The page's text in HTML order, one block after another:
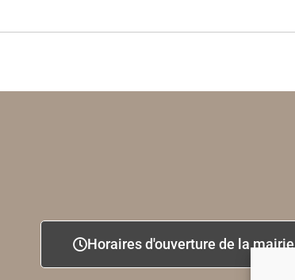
Horaires d'ouverture de la mairie